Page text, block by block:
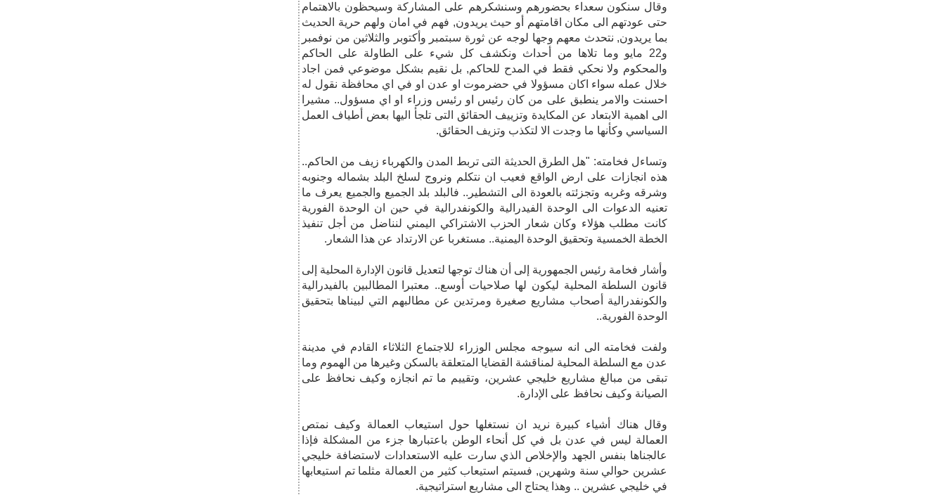
وقال سنكون سعداء بحضورهم وسنشكرهم على المشاركة وسيحظون بالاهتمام
حتى عودتهم الى مكان اقامتهم أو حيث يريدون, فهم في امان ولهم حرية الحديث
بما يريدون, نتحدث معهم وجها لوجه عن ثورة سبتمبر وأكتوبر والثلاثين من نوفمبر
و22 مايو وما تلاها من أحداث ونكشف كل شيء على الطاولة على الحاكم
والمحكوم ولا نحكي فقط في المدح للحاكم, بل نقيم بشكل موضوعي فمن اجاد
خلال عمله سواء اكان مسؤولا في حضرموت او عدن او في اي محافظة نقول له
احسنت والامر ينطبق على من كان رئيس او رئيس وزراء او اي مسؤول.. مشيرا
الى اهمية الابتعاد عن المكايدة وتزييف الحقائق التى تلجأ اليها بعض أطياف العمل
السياسي وكأنها ما وجدت الا لتكذب وتزيف الحقائق.
وتساءل فخامته: "هل الطرق الحديثة التى تربط المدن والكهرباء زيف من الحاكم..
هذه انجازات على ارض الواقع فعيب ان نتكلم ونروج لسلخ البلد بشماله وجنوبه
وشرقه وغربه وتجزئته بالعودة الى التشطير.. فالبلد بلد الجميع والجميع يعرف ما
تعنيه الدعوات الى الوحدة الفيدرالية والكونفدرالية في حين ان الوحدة الفورية
كانت مطلب هؤلاء وكان شعار الحزب الاشتراكي اليمني لنناضل من أجل تنفيذ
الخطة الخمسية وتحقيق الوحدة اليمنية.. مستغربا عن الارتداد عن هذا الشعار.
وأشار فخامة رئيس الجمهورية إلى أن هناك توجها لتعديل قانون الإدارة المحلية إلى
قانون السلطة المحلية ليكون لها صلاحيات أوسع.. معتبرا المطالبين بالفيدرالية
والكونفدرالية أصحاب مشاريع صغيرة ومرتدين عن مطالبهم التي لبيناها بتحقيق
الوحدة الفورية..
ولفت فخامته الى انه سيوجه مجلس الوزراء للاجتماع الثلاثاء القادم في مدينة
عدن مع السلطة المحلية لمناقشة القضايا المتعلقة بالسكن وغيرها من الهموم وما
تبقى من مبالغ مشاريع خليجي عشرين، وتقييم ما تم انجازه وكيف نحافظ على
الصيانة وكيف نحافظ على الإدارة.
وقال هناك أشياء كبيرة نريد ان نستغلها حول استيعاب العمالة وكيف نمتص
العمالة ليس في عدن بل في كل أنحاء الوطن باعتبارها جزء من المشكلة فإذا
عالجناها بنفس الجهد والإخلاص الذي سارت عليه الاستعدادات لاستضافة خليجي
عشرين حوالي سنة وشهرين, فسيتم استيعاب كثير من العمالة مثلما تم استيعابها
في خليجي عشرين .. وهذا يحتاج الى مشاريع استراتيجية.